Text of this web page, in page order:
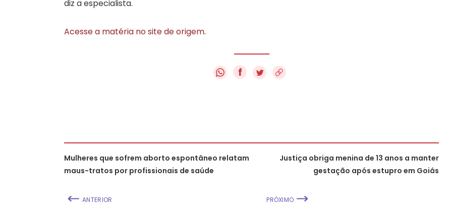
diz a especialista.
Acesse a matéria no site de origem.
f
Mulheres que sofrem aborto espontâneo relatam
maus-tratos por profissionais de saúde
ANTERIOR
Justiça obriga menina de 13 anos a manter
gestação após estupro em Goiás
PRÓXIMO